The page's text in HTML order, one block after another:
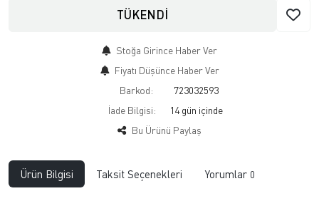
TÜKENDİ
Stoğa Girince Haber Ver
Fiyatı Düşünce Haber Ver
Barkod:
723032593
İade Bilgisi:
Bu Ürünü Paylaş
Ürün Bilgisi Taksit Seçenekleri Yorumlar 0